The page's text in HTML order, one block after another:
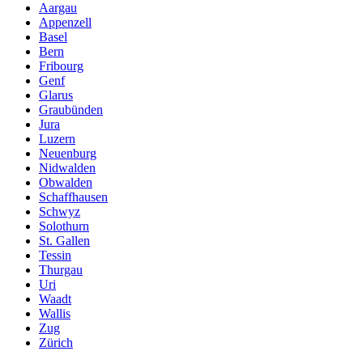
Aargau
Appenzell
Basel
Bern
Fribourg
Genf
Glarus
Graubünden
Jura
Luzern
Neuenburg
Nidwalden
Obwalden
Schaffhausen
Schwyz
Solothurn
St. Gallen
Tessin
Thurgau
Uri
Waadt
Wallis
Zug
Zürich